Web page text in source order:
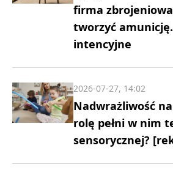
firma
tworzyć
intencyjne
Nadwrażliwość
rolę pełni w nim
sensorycznej?
2026-07-27, 14:02